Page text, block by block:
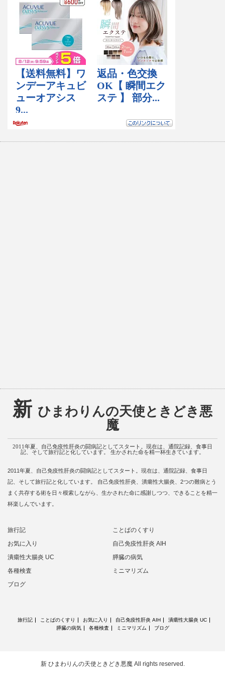
新 ひまわりんの天使ときどき悪
魔
2011年夏、自己免疫性肝炎の闘病記としてスタート。現在は、通院記録、食事日
記、そして旅行記と化しています。 生かされた命を精一杯生きています。
2011年夏、自己免疫性肝炎の闘病記としてスタート。現在は、通院記録、食事日
記、そして旅行記と化しています。 自己免疫性肝炎、潰瘍性大腸炎、2つの難病とう
まく共存する術を日々模索しながら、生かされた命に感謝しつつ、できることを精一
杯楽しんでいます。
旅行記
ことばのくすり
お気に入り
自己免疫性肝炎 AIH
潰瘍性大腸炎 UC
膵臓の病気
各種検査
ミニマリズム
ブログ
旅行記 ことばのくすり お気に入り 自己免疫性肝炎 AIH
潰瘍性大腸炎 UC
膵臓の病気
各種検査 ミニマリズム ブログ
新 ひまわりんの天使ときどき悪魔 All rights reserved.